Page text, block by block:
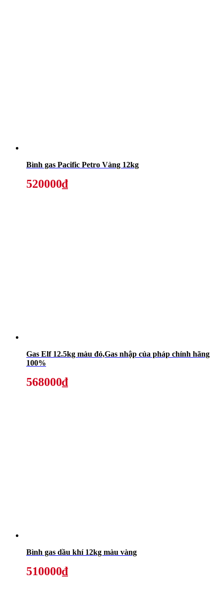
Bình gas Pacific Petro Vàng 12kg
520000₫
Gas Elf 12.5kg màu đỏ,Gas nhập của pháp chính hãng
100%
568000₫
Bình gas dầu khí 12kg màu vàng
510000₫